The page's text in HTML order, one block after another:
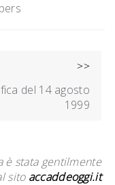
>>
del 14 agosto
1999
è stata gentilmente
sito accaddeoggi.it